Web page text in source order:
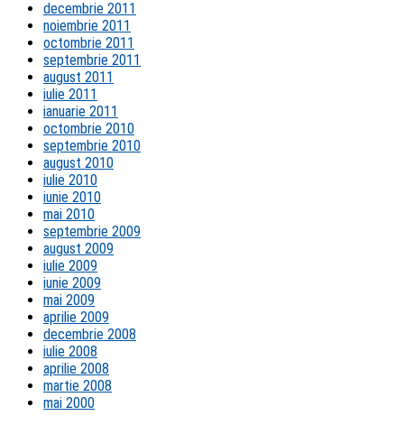
decembrie 2011
noiembrie 2011
octombrie 2011
septembrie 2011
august 2011
iulie 2011
ianuarie 2011
octombrie 2010
septembrie 2010
august 2010
iulie 2010
iunie 2010
mai 2010
septembrie 2009
august 2009
iulie 2009
iunie 2009
mai 2009
aprilie 2009
decembrie 2008
iulie 2008
aprilie 2008
martie 2008
mai 2000